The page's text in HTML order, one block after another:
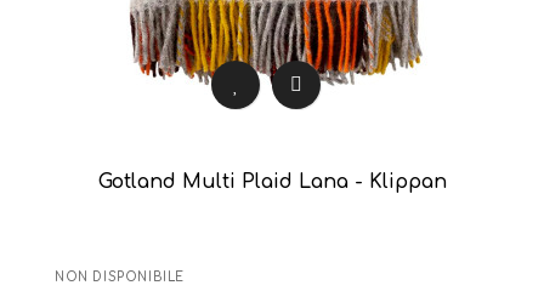
Gotland Multi Plaid Lana - Klippan
NON DISPONIBILE